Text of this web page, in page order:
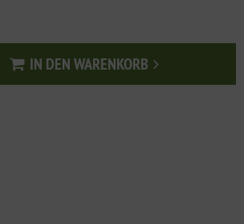
IN DEN WARENKORB
In den Warenkorb